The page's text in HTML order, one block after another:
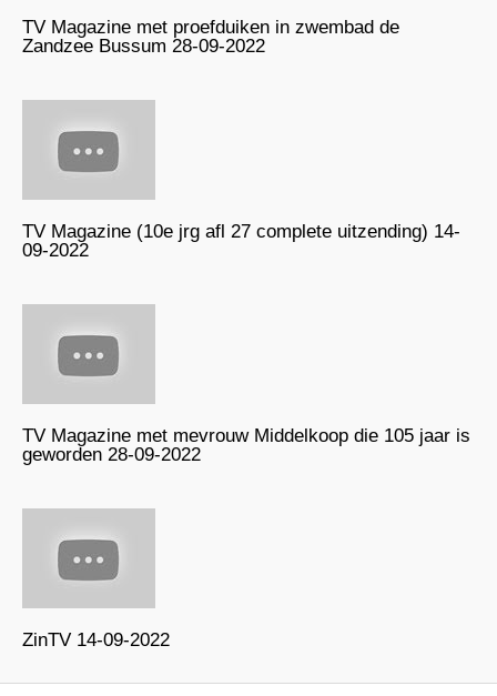
TV Magazine met proefduiken in zwembad de
Zandzee Bussum 28-09-2022
TV Magazine (10e jrg afl 27 complete uitzending) 14-
09-2022
TV Magazine met mevrouw Middelkoop die 105 jaar is
geworden 28-09-2022
ZinTV 14-09-2022